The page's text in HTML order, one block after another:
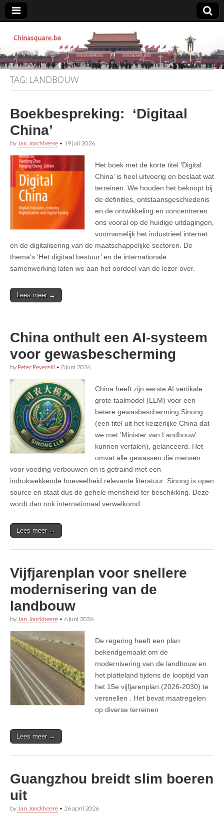
Chinasquare.be
TAG: LANDBOUW
Boekbespreking: ‘Digitaal
China’
by Jan Jonckheere • 19 juli 2026
Het boek met de korte titel ‘Digital
China’ is heel uitvoerig en beslaat wat
terreinen. We houden het beknopt bij
de definities, ontstaansgeschiedenis
en de ontwikkeling en concentreren
ons vooral op de huidige uitdagingen,
voornamelijk het industrieel internet
en de digitalisering van de maatschappelijke sectoren. De
thema’s ‘Het digitaal bestuur’ en de internationale
samenwerking laten we aan het oordeel van de lezer over.
Lees meer →
China onthult een AI-systeem
voor gewasbescherming
by Peter Peverelli • 8 juni 2026
China heeft zijn eerste AI vertikale
grote taalmodel (LLM) voor een
betere gewasbescherming Sinong
(een titel uit het keizerlijke China dat
we met ‘Minister van Landbouw’
kunnen vertalen), gelanceerd. Het
omvat alle gewassen die mensen
voor voeding verbouwen en is getraind met een
indrukwekkende hoeveelheid relevante literatuur. Sinong is open
source en staat dus de gehele mensheid ter beschikking. Deze
wordt dan ook internationaal verwelkomd.
Lees meer →
Vijfjarenplan voor snellere
modernisering van de
landbouw
by Jan Jonckheere • 6 juni 2026
De regering heeft een plan
bekendgemaakt om de
modernisering van de landbouw en
het platteland tijdens de looptijd van
het 15e vijfjarenplan (2026-2030) te
versnellen . Het bevat maatregelen
op diverse terreinen
Lees meer →
Guangzhou breidt slim boeren
uit
by Jan Jonckheere • 26 april 2026